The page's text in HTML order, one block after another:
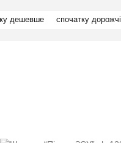
дешевше спочатку дорожчі